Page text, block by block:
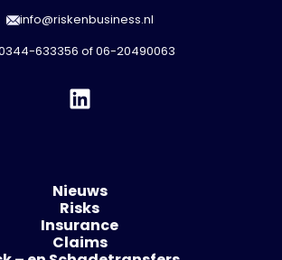
info@riskenbusiness.nl
633356 of06-20490063
Nieuws
Risks
Insurance
Claims